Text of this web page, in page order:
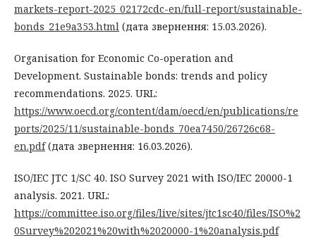
markets-report-2025_02172cdc-en/full-report/sustainable-
bonds_21e9a353.html (дата звернення: 15.03.2026).
Organisation for Economic Co-operation and
Development. Sustainable bonds: trends and policy
recommendations. 2025. URL:
https://www.oecd.org/content/dam/oecd/en/publications/re
ports/2025/11/sustainable-bonds_70ea7450/26726c68-
en.pdf(дата звернення: 16.03.2026).
ISO/IEC JTC 1/SC 40. ISO Survey 2021 with ISO/IEC 20000-1
analysis. 2021. URL:
https://committee.iso.org/files/live/sites/jtc1sc40/files/ISO%2
0Survey%202021%20with%2020000-1%20analysis.pdf